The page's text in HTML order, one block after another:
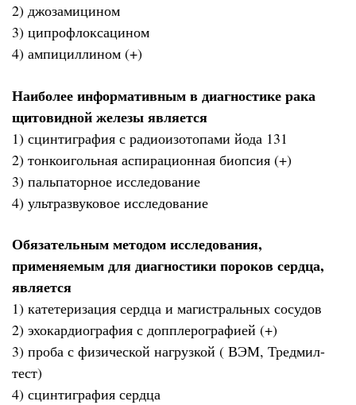
2) джозамицином
3) ципрофлоксацином
4) ампициллином (+)
Наиболее информативным в диагностике рака
щитовидной железы является
1) сцинтиграфия с радиоизотопами йода 131
2) тонкоигольная аспирационная биопсия (+)
3) пальпаторное исследование
4) ультразвуковое исследование
Обязательным методом исследования,
применяемым для диагностики пороков сердца,
является
1) катетеризация сердца и магистральных сосудов
2) эхокардиография с допплерографией (+)
3) проба с физической нагрузкой ( ВЭМ, Тредмил-
тест)
4) сцинтиграфия сердца